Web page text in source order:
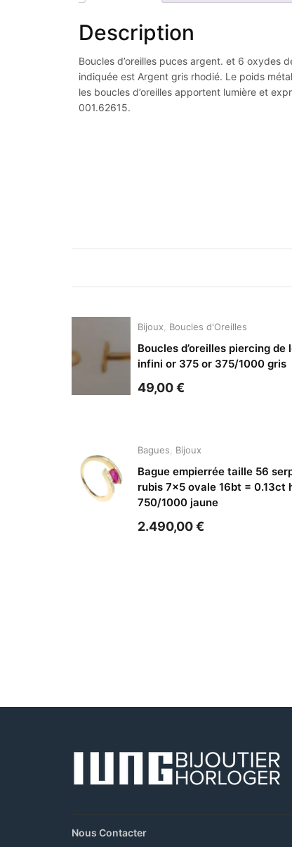
Description
Boucles d’oreilles puces argent. et 6 oxydes
indiquée est Argent gris rhodié. Le poids
les boucles d’oreilles apportent lumière et
001.62615.
Bijoux Boucles d'Oreilles
Boucles d’oreilles piercing de
infini or 375 or 375/1000 gris
49,00€
Bagues Bijoux
Bague empierrée taille 56
rubis 7×5 ovale 16bt = 0.13ct
750/1000 jaune
2.490,00€
Nous Contacter